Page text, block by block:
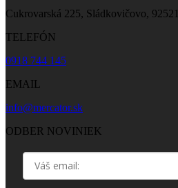
Cukrovarská 225, Sládkovičovo, 92521
TELEFÓN
0918 744 145
EMAIL
info@mercator.sk
ODBER NOVINIEK